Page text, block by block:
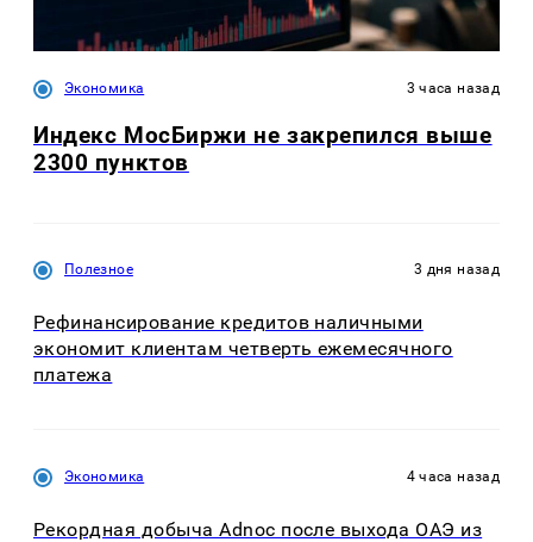
Экономика 3 часа назад
Индекс МосБиржи не закрепился выше
2300 пунктов
Полезное 3 дня назад
Рефинансирование кредитов наличными
экономит клиентам четверть ежемесячного
платежа
Экономика 4 часа назад
Рекордная добыча Adnoc после выхода ОАЭ из